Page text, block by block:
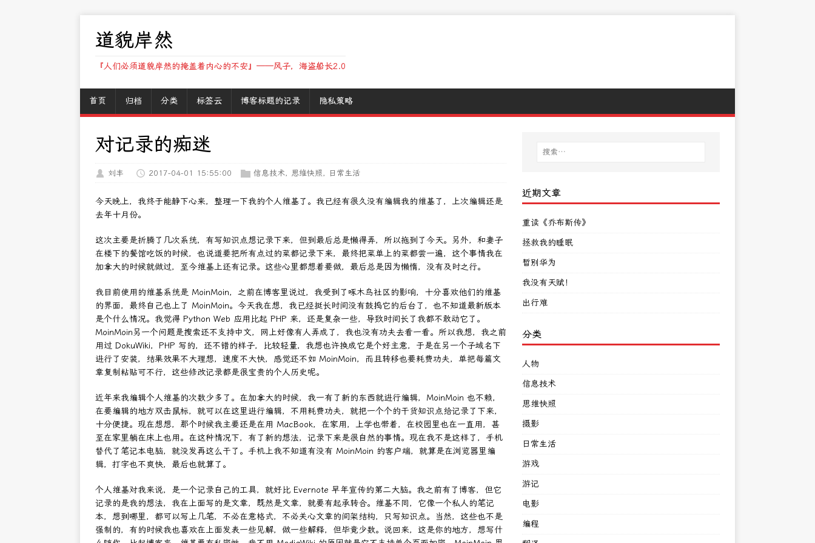
道貌岸然
『人们必须道貌岸然的掩盖着内心的不安』——风子，海盗船长2.0
首页 归档 分类 标签云 博客标题的记录 隐私策略
对记录的痴迷
刘丰 2017-04-01 15:55:00 信息技术, 思维快照 , 日常生活
今天晚上，我终于能静下心来，整理一下我的个人维基了。我已经有很久没有编辑我的维基了，上次编辑还是
去年十月份。
这次主要是折腾了几次系统，有写知识点想记录下来，但到最后总是懒得弄，所以拖到了今天。另外，和妻子
在楼下的餐馆吃饭的时候，也说道要把所有点过的菜都记录下来，最终把菜单上的菜都尝一遍，这个事情我在
加拿大的时候就做过，至今维基上还有记录。这些心里都想着要做，最后总是因为懒惰，没有及时之行。
我目前使用的维基系统是 MoinMoin，之前在博客里说过，我受到了啄木鸟社区的影响，十分喜欢他们的维基
的界面，最终自己也上了 MoinMoin。今天我在想，我已经挺长时间没有鼓捣它的后台了，也不知道最新版本
是个什么情况。我觉得 Python Web 应用比起 PHP 来，还是复杂一些，导致时间长了我都不敢动它了。
MoinMoin另一个问题是搜索还不支持中文，网上好像有人弄成了，我也没有功夫去看一看。所以我想，我之前
用过 DokuWiki，PHP 写的，还不错的样子，比较轻量，我想也许换成它是个好主意，于是在另一个子域名下
进行了安装，结果效果不大理想，速度不大快，感觉还不如 MoinMoin，而且转移也要耗费功夫，单把每篇文
章复制粘贴可不行，这些修改记录都是很宝贵的个人历史呢。
近年来我编辑个人维基的次数少多了。在加拿大的时候，我一有了新的东西就进行编辑，MoinMoin 也不赖，
在要编辑的地方双击鼠标，就可以在这里进行编辑，不用耗费功夫，就把一个个的干货知识点给记录了下来，
十分便捷。现在想想，那个时候我主要还是在用 MacBook，在家用，上学也带着，在校园里也在一直用，甚
至在家里躺在床上也用。在这种情况下，有了新的想法，记录下来是很自然的事情。现在我不是这样了，手机
替代了笔记本电脑，就没发再这么干了。手机上我不知道有没有 MoinMoin 的客户端，就算是在浏览器里编
辑，打字也不爽快，最后也就算了。
个人维基对我来说，是一个记录自己的工具，就好比 Evernote 早年宣传的第二大脑。我之前有了博客，但它
记录的是我的想法，我在上面写的是文章，既然是文章，就要有起承转合。维基不同，它像一个私人的笔记
本，想到哪里，都可以写上几笔，不必在意格式，不必关心文章的间架结构，只写知识点。当然，这些也不是
强制的，有的时候我也喜欢在上面发表一些见解，做一些解释，但毕竟少数。说回来，这是你的地方，想写什
近期文章
重读《乔布斯传》
拯救我的睡眠
暂别华为
我没有天赋！
出行难
分类
人物
信息技术
思维快照
摄影
日常生活
游戏
游记
电影
编程